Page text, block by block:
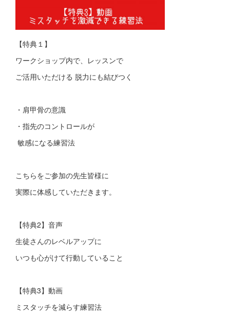
【特典１】
ワークショップ内で、レッスンで
ご活用いただける 脱力にも結びつく
・肩甲骨の意識
・指先のコントロールが
敏感になる練習法
こちらをご参加の先生皆様に
実際に体感していただきます。
【特典2】音声
生徒さんのレベルアップに
いつも心がけて行動していること
【特典3】動画
ミスタッチを減らす練習法